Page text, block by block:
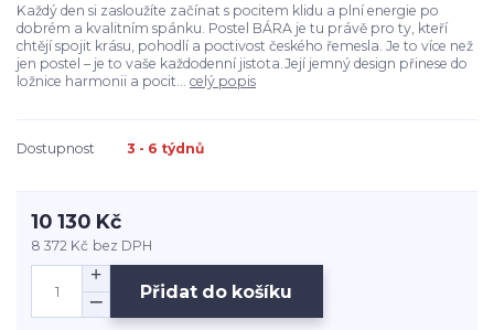
Každý den si zasloužíte začínat s pocitem klidu a plní energie po
dobrém a kvalitním spánku. Postel BÁRA je tu právě pro ty, kteří
chtějí spojit krásu, pohodlí a poctivost českého řemesla. Je to více než
jen postel – je to vaše každodenní jistota.Její jemný design přinese do
ložnice harmonii a pocit... celý popis
Dostupnost 3 - 6 týdnů
10 130 Kč
8 372 Kč bez DPH
Přidat do košíku